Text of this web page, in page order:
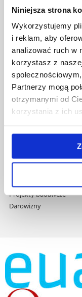
Niniejsza strona
Wykorzystujemy
i reklam, aby
analizować ruch w
korzystasz z
Partnerzy mogą
otrzymanymi od
korzystania z ich
Pomiń
nawigację
przejdź
do
treści
Polityka prywatności
Biblioteka
Wydawnictwo
Covid info
Studia podyplomowe
Praca na UR
Zamówienia publiczne
Fundusze strukturalne
Projekty
Wynajem sal
Dane kontaktowe
Deklaracja dostępności
Projekty badawcze
Darowizny